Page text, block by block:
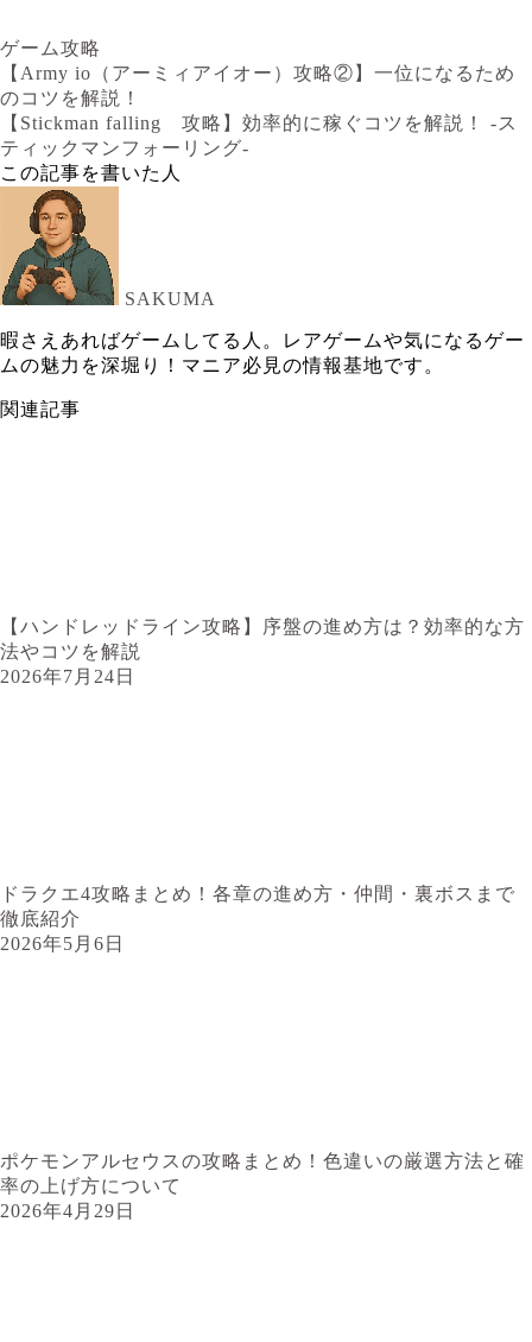
ゲーム攻略
【Army io（アーミィアイオー）攻略②】一位になるため
のコツを解説！
【Stickman falling 攻略】効率的に稼ぐコツを解説！ -ス
ティックマンフォーリング-
この記事を書いた人
SAKUMA
暇さえあればゲームしてる人。レアゲームや気になるゲー
ムの魅力を深堀り！マニア必見の情報基地です。
関連記事
【ハンドレッドライン攻略】序盤の進め方は？効率的な方
法やコツを解説
2026年7月24日
ドラクエ4攻略まとめ！各章の進め方・仲間・裏ボスまで
徹底紹介
2026年5月6日
ポケモンアルセウスの攻略まとめ！色違いの厳選方法と確
率の上げ方について
2026年4月29日